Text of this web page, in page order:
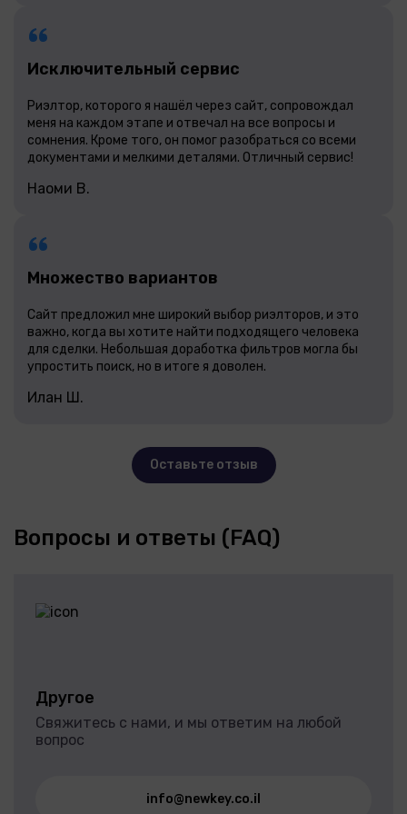
Исключительный сервис
Риэлтор, которого я нашёл через сайт, сопровождал
меня на каждом этапе и отвечал на все вопросы и
сомнения. Кроме того, он помог разобраться со всеми
документами и мелкими деталями. Отличный сервис!
Наоми В.
Множество вариантов
Сайт предложил мне широкий выбор риэлторов, и это
важно, когда вы хотите найти подходящего человека
для сделки. Небольшая доработка фильтров могла бы
упростить поиск, но в итоге я доволен.
Илан Ш.
Оставьте отзыв
Вопросы и ответы (FAQ)
Другое
Свяжитесь с нами, и мы ответим на любой
вопрос
info@newkey.co.il